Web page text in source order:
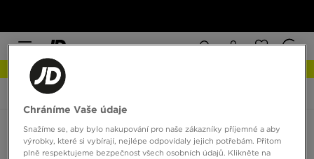
JD Sports Nike Tech Hera
Nike Tech Hera
0 produktů
Chráníme Vaše údaje
Snažíme se, aby bylo nakupování pro naše zákazníky příjemné a aby
výrobky, které si vybírají, nejlépe odpovídaly jejich potřebám. Přitom
plně respektujeme bezpečnost všech osobních údajů. Klikněte na